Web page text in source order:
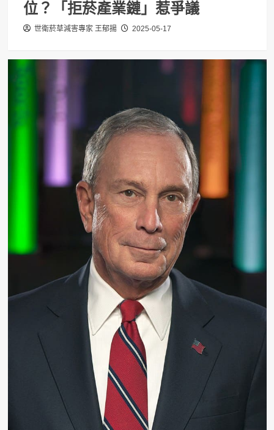
位？「拒菸產業鏈」惹爭議
世衛菸草減害專家 王郁揚 2025-05-17